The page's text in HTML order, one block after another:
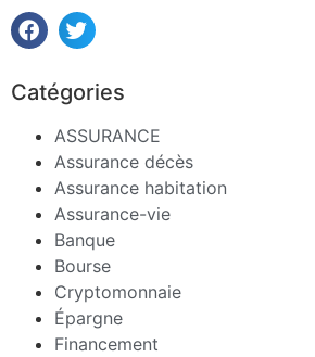
Catégories
ASSURANCE
Assurance décès
Assurance habitation
Assurance-vie
Banque
Bourse
Cryptomonnaie
Épargne
Financement